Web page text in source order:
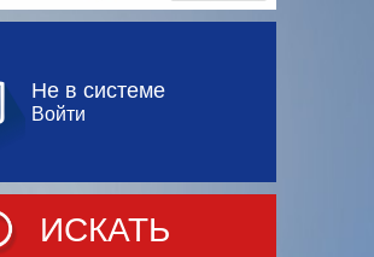
Не в системе
Войти
ИСКАТЬ